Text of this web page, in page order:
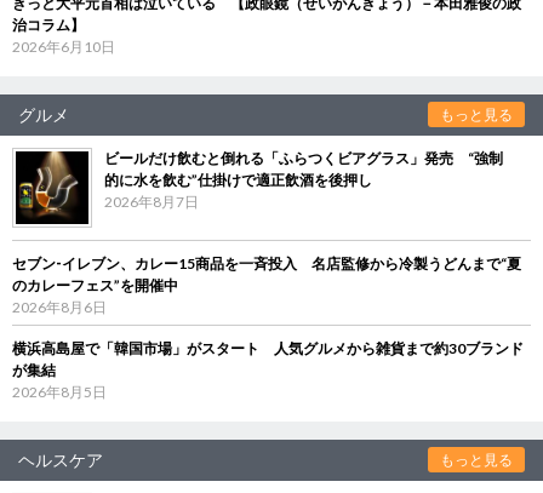
治コラム】
2026年6月10日
グルメ もっと見る
ビールだけ飲むと倒れる「ふらつくビアグラス」発売 “強制
的に水を飲む”仕掛けで適正飲酒を後押し
2026年8月7日
セブン‐イレブン、カレー15商品を一斉投入 名店監修から冷製うどんまで“夏
のカレーフェス”を開催中
2026年8月6日
横浜高島屋で「韓国市場」がスタート 人気グルメから雑貨まで約30ブランド
が集結
2026年8月5日
ヘルスケア もっと見る